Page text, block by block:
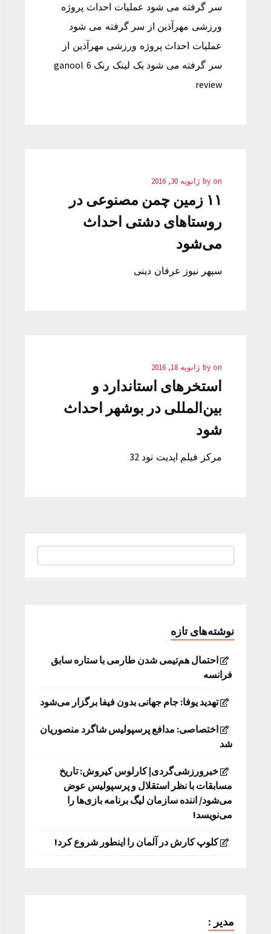
سر گرفته می شود عملیات احداث پروژه
ورزشی مهرآذین از سر گرفته می شود
عملیات احداث پروژه ورزشی مهرآذین از
سر گرفته می شود بک لینک رنک 6 ganool
review
by on ژانویه 30, 2016
۱۱ زمین چمن مصنوعی در
روستاهای دشتی احداث
می‌شود
سپهر نیوز عرفان دینی
by on ژانویه 18, 2016
استخرهای استاندارد و
بین‌المللی در بوشهر احداث
شود
مرکز فیلم اپدیت نود 32
نوشته‌های تازه
احتمال هم‌تیمی شدن طارمی با ستاره سابق
فرانسه
تهدید یوفا: جام جهانی بدون فیفا برگزار می‌شود
اختصاصی: مدافع پرسپولیس شاگرد منصوریان
شد
خبرورزشی‌گردی| کارلوس کیروش: تاریخ
مسابقات با نظر استقلال و پرسپولیس عوض
می‌شود/ اننده سازمان لیگ برنامه بازی‌ها را
می‌نویسد!
کلوپ کارش در آلمان را اینطور شروع کرد!
مدیر :